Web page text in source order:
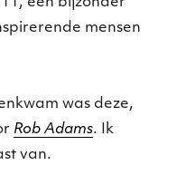
een bijzonder
mensen
was deze,
Rob Adams. Ik
van.